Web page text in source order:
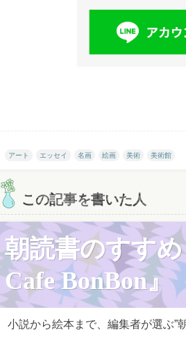
アート エッセイ 名画 絵画 美術 美術館
この記事を書いた人
朝読書のすす
Cafe BonBon』
小説から絵本まで、編集者が選ぶ”